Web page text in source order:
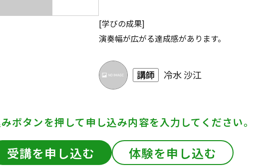
[学びの成果]
演奏幅が広がる達成感があります。
講師 冷水 沙江
ボタンを押して申し込み内容を入力してください。
受講を申し込む 体験を申し込む